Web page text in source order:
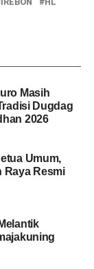
Masih
Dugdag
2026
Umum,
Raya Resmi